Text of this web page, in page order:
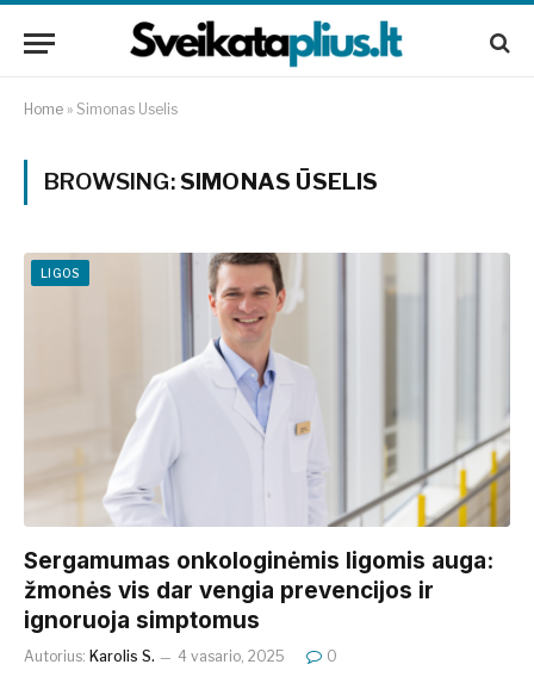
Home » Simonas Ūselis
BROWSING:SIMONAS ŪSELIS
LIGOS
Sergamumas onkologinėmis ligomis auga:
žmonės vis dar vengia prevencijos ir
ignoruoja simptomus
Autorius: Karolis S. 4 vasario, 2025 0